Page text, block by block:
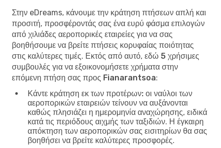
Στην eDreams, κάνουμε την κράτηση πτήσεων απλή και
προσιτή, προσφέροντάς σας ένα ευρύ φάσμα επιλογών
από χιλιάδες αεροπορικές εταιρείες για να σας
βοηθήσουμε να βρείτε πτήσεις κορυφαίας ποιότητας
στις καλύτερες τιμές. Εκτός από αυτό, εδώ 5 χρήσιμες
συμβουλές για να εξοικονομήσετε χρήματα στην
επόμενη πτήση σας προς Fianarantsoa:
Κάντε κράτηση εκ των προτέρων: οι ναύλοι των
αεροπορικών εταιρειών τείνουν να αυξάνονται
καθώς πλησιάζει η ημερομηνία αναχώρησης, ειδικά
κατά τις περιόδους αιχμής των ταξιδιών. Η έγκαιρη
απόκτηση των αεροπορικών σας εισιτηρίων θα σας
βοηθήσει να βρείτε καλύτερες προσφορές.